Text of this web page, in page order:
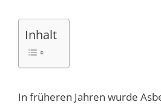
Inhalt
In früheren Jahren wurde